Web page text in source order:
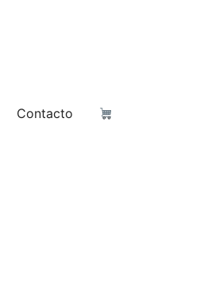
Contacto